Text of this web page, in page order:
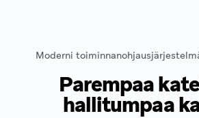
Moderni
Parempaa
hallitumpaa